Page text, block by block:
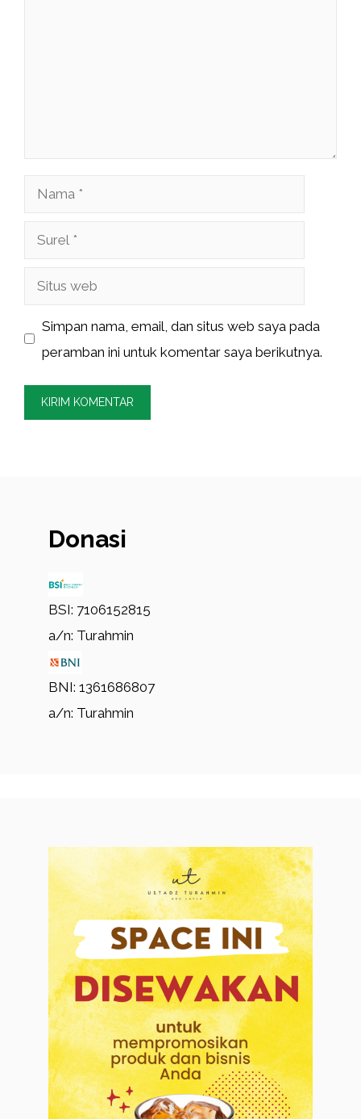
Nama
Surel
Situs
Simpan nama, email, dan situs web saya pada
peramban ini untuk komentar saya berikutnya.
Donasi
BSI: 7106152815
a/n: Turahmin
BNI: 1361686807
a/n: Turahmin